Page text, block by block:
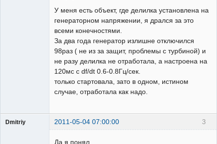
У меня есть объект, где делилка установлена на
генераторном напряжении, я дрался за это
всеми конечностями.
За два года генератор излишне отключился
98раз ( не из за защит, проблемы с турбиной) и
не разу делилка не отработала, а настроена на
120мс с df/dt 0.6-0.8Гц/сек.
только стартовала, зато в одном, истином
случае, отработала как надо.
3
Dmitriy 2011-05-04 07:00:00
Да я понял.